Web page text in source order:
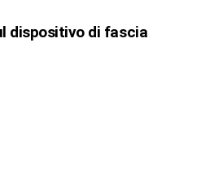
dispositivo di fascia